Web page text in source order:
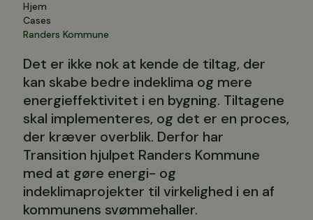
Hjem
Cases
Randers Kommune
Det er ikke nok at kende de tiltag, der
kan skabe bedre indeklima og mere
energieffektivitet i en bygning. Tiltagene
skal implementeres, og det er en proces,
der kræver overblik. Derfor har
Transition hjulpet Randers Kommune
med at gøre energi- og
indeklimaprojekter til virkelighed i en af
kommunens svømmehaller.